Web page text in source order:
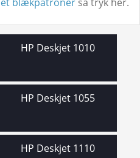
HP Deskjet 1010
HP Deskjet 1055
HP Deskjet 1110